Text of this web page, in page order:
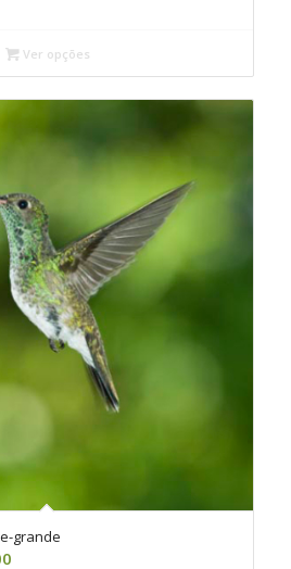
R$40,00
através
R$260,00
Ver opções
grande
Faixa